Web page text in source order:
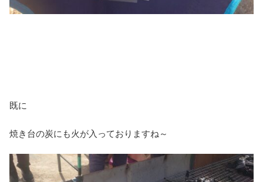
既に
焼き台の炭にも火が入っておりますね～